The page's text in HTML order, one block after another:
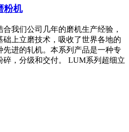
粉机
我们公司几年的磨机生产经验，
础上立磨技术，吸收了世界各地的
先进的轧机。本系列产品是一种专
碎，分级和交付。 LUM系列超细立